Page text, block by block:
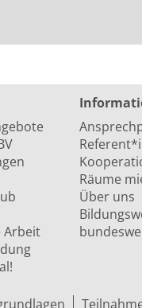
Arbeit
Räume
Über uns